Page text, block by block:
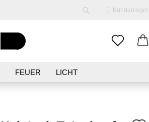
Kundenlogin
FEUER LICHT